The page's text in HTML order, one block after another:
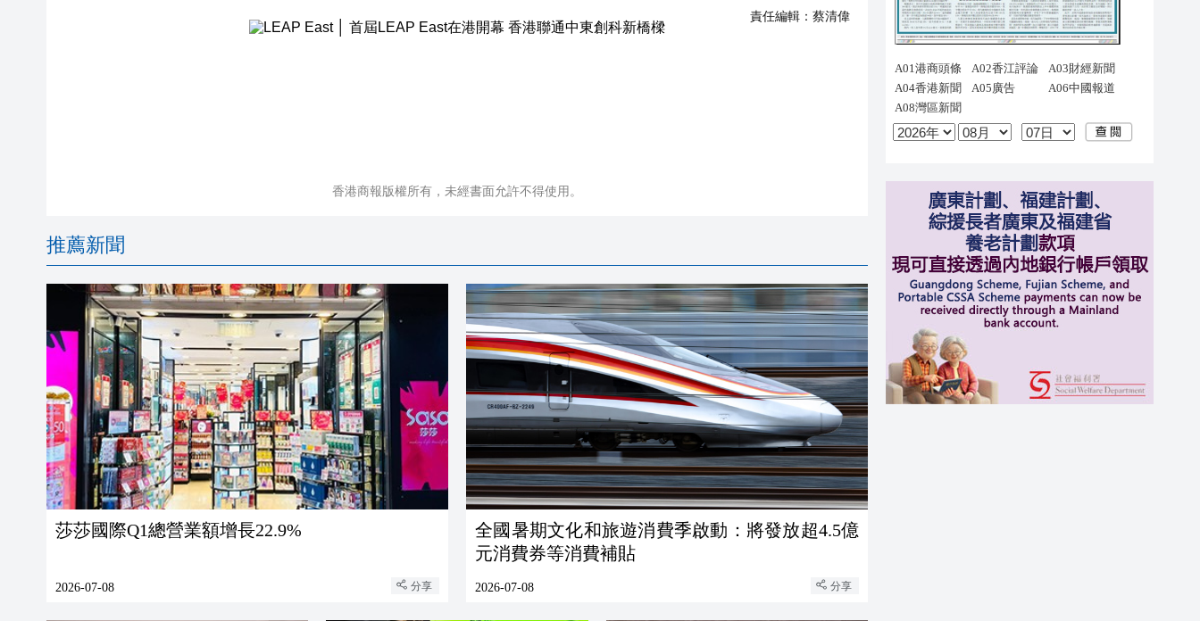
責任編輯： 蔡清偉
香港商報版權所有，未經書面允許不得使用。
推薦新聞
莎莎國際Q1總營業額增長22.9%
2026-07-08 分享
全國暑期文化和旅遊消費季啟動：將發放超4.5億
元消費券等消費補貼
2026-07-08 分享